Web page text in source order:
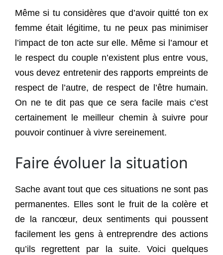
Même si tu considères que d’avoir quitté ton ex
femme était légitime, tu ne peux pas minimiser
l’impact de ton acte sur elle. Même si l’amour et
le respect du couple n’existent plus entre vous,
vous devez entretenir des rapports empreints de
respect de l’autre, de respect de l’être humain.
On ne te dit pas que ce sera facile mais c’est
certainement le meilleur chemin à suivre pour
pouvoir continuer à vivre sereinement.
Faire évoluer la situation
Sache avant tout que ces situations ne sont pas
permanentes. Elles sont le fruit de la colère et
de la rancœur, deux sentiments qui poussent
facilement les gens à entreprendre des actions
qu’ils regrettent par la suite. Voici quelques